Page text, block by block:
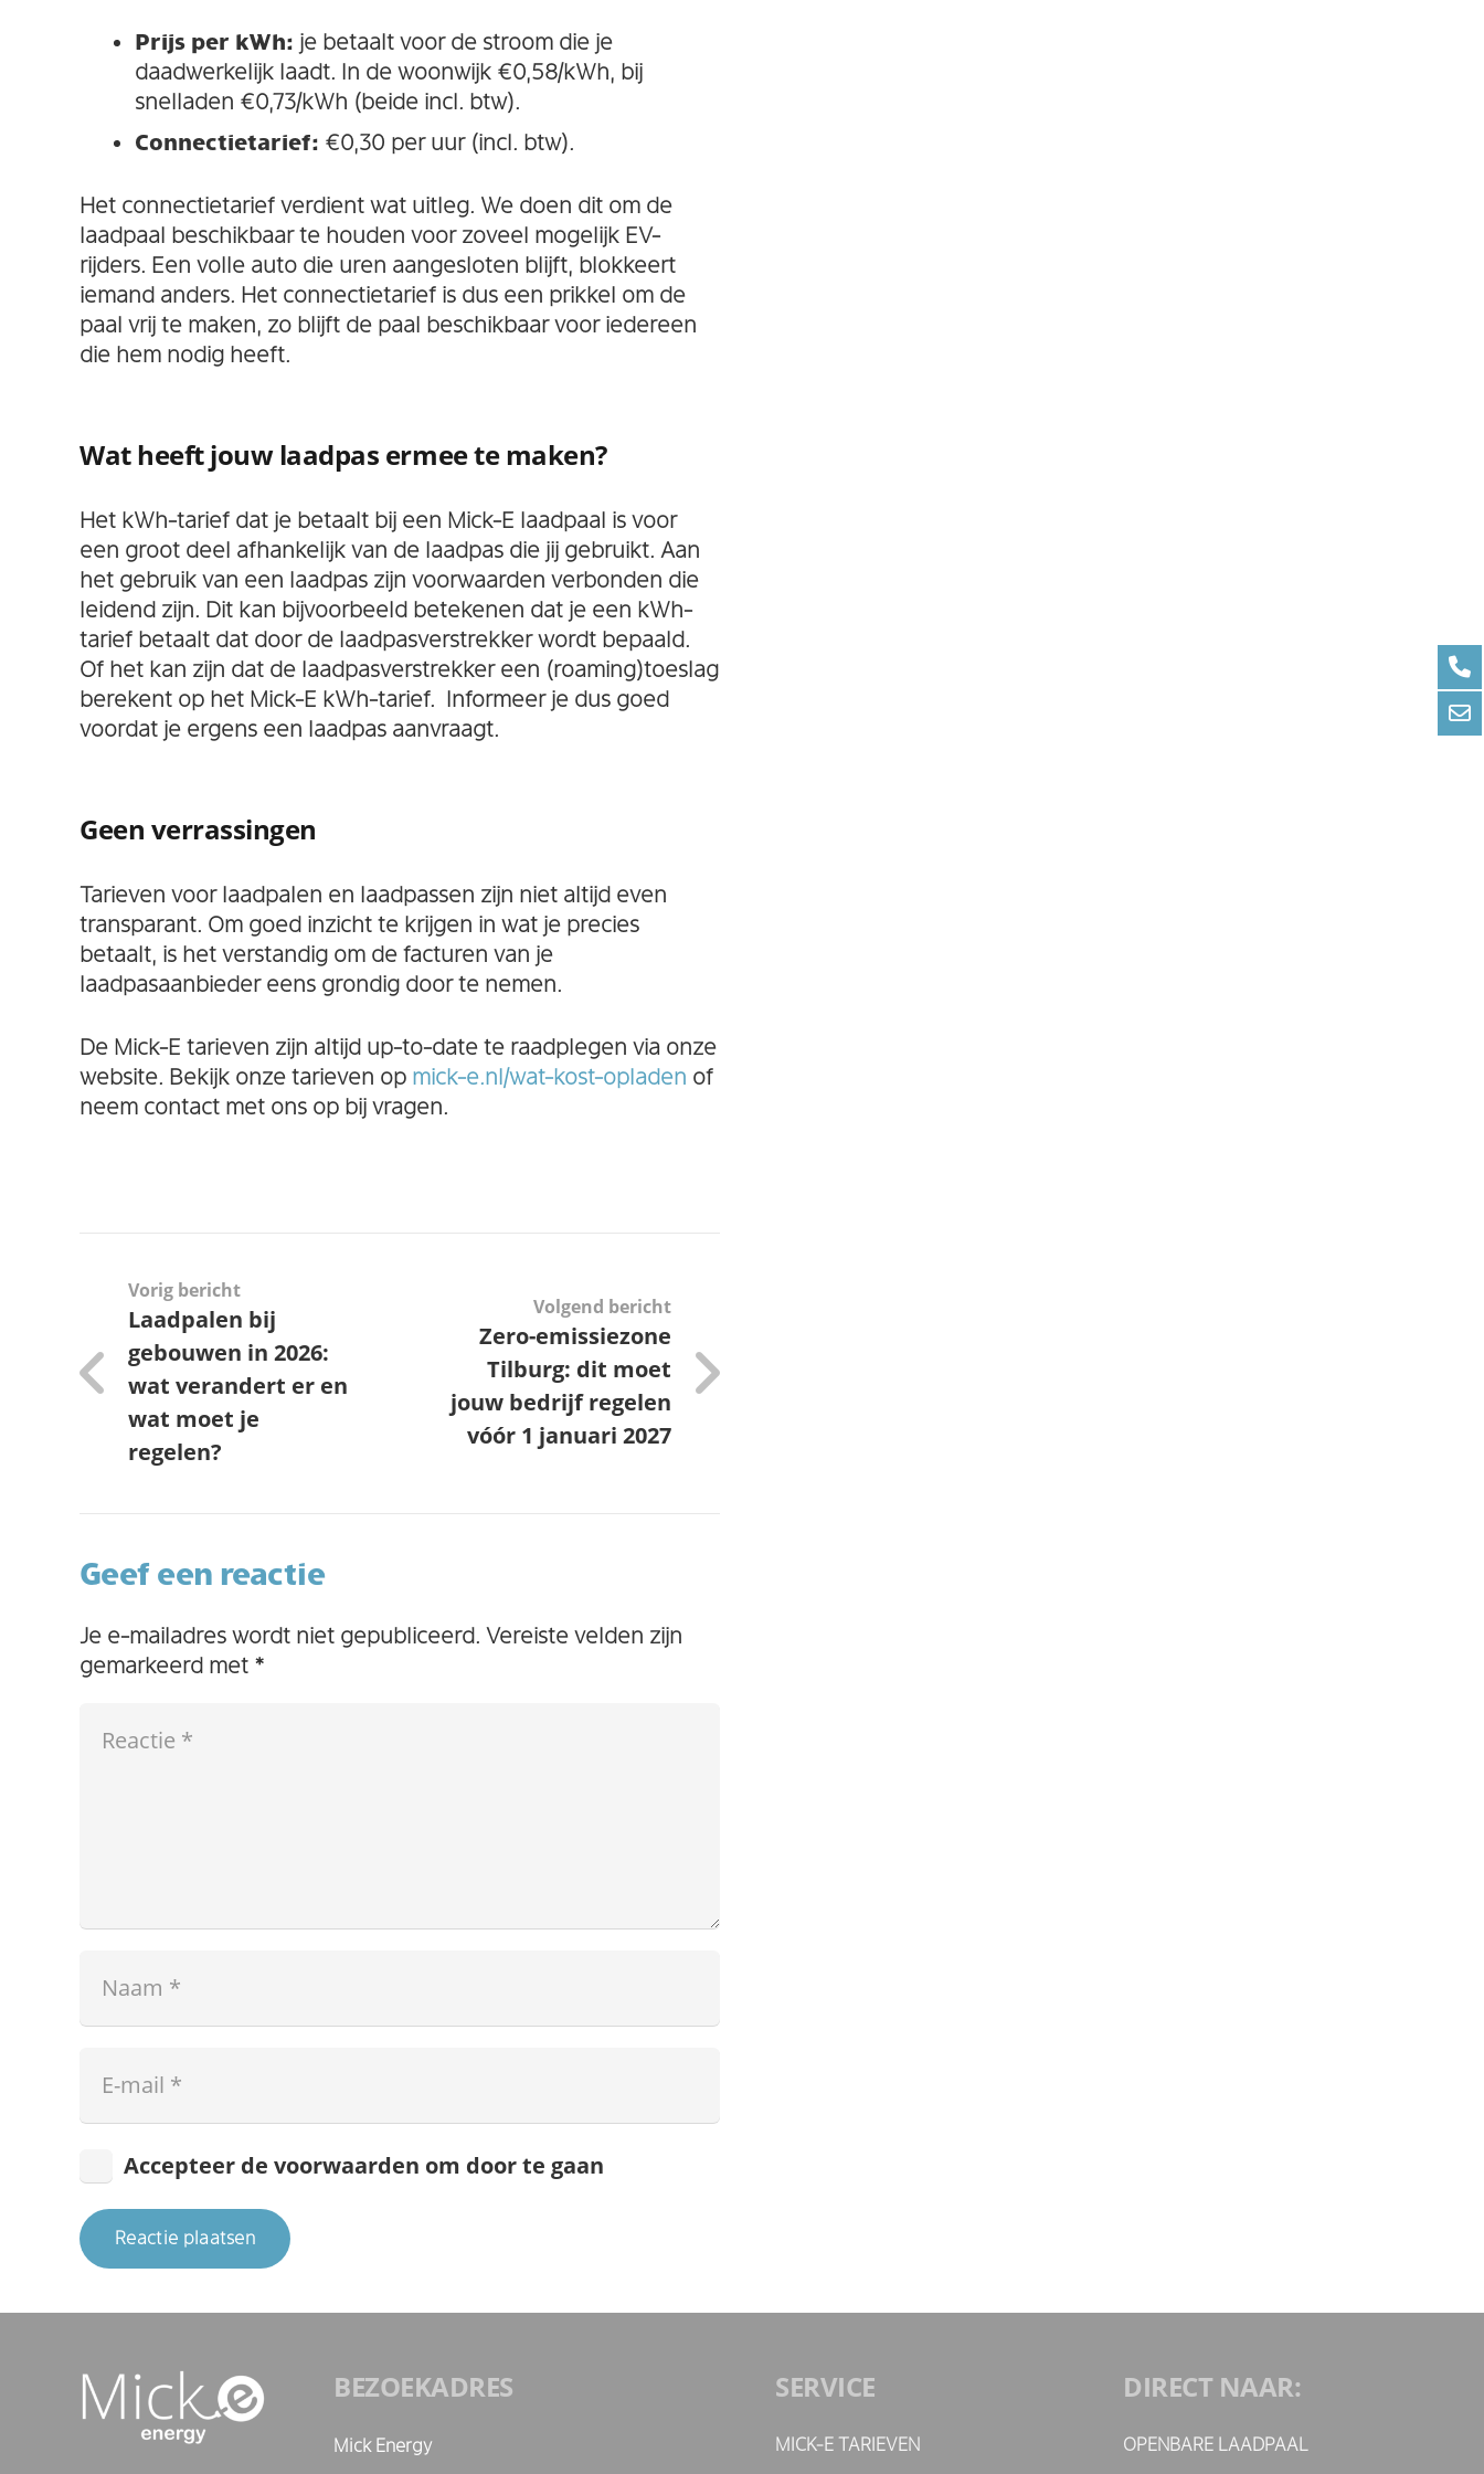
Prijs per kWh: je betaalt voor de stroom die je
daadwerkelijk laadt. In de woonwijk €0,58/kWh, bij
snelladen €0,73/kWh (beide incl. btw).
Connectietarief: €0,30 per uur (incl. btw).
Het connectietarief verdient wat uitleg. We doen dit om de
laadpaal beschikbaar te houden voor zoveel mogelijk EV-
rijders. Een volle auto die uren aangesloten blijft, blokkeert
iemand anders. Het connectietarief is dus een prikkel om de
paal vrij te maken, zo blijft de paal beschikbaar voor iedereen
die hem nodig heeft.
Wat heeft jouw laadpas ermee te maken?
Het kWh-tarief dat je betaalt bij een Mick-E laadpaal is voor
een groot deel afhankelijk van de laadpas die jij gebruikt. Aan
het gebruik van een laadpas zijn voorwaarden verbonden die
leidend zijn. Dit kan bijvoorbeeld betekenen dat je een kWh-
tarief betaalt dat door de laadpasverstrekker wordt bepaald.
Of het kan zijn dat de laadpasverstrekker een (roaming)toeslag
berekent op het Mick-E kWh-tarief. Informeer je dus goed
voordat je ergens een laadpas aanvraagt.
Geen verrassingen
Tarieven voor laadpalen en laadpassen zijn niet altijd even
transparant. Om goed inzicht te krijgen in wat je precies
betaalt, is het verstandig om de facturen van je
laadpasaanbieder eens grondig door te nemen.
De Mick-E tarieven zijn altijd up-to-date te raadplegen via onze
website. Bekijk onze tarieven op mick-e.nl/wat-kost-opladen of
neem contact met ons op bij vragen.
Vorig bericht
Laadpalen bij
gebouwen in 2026:
wat verandert er en
wat moet je
regelen?
Volgend bericht
Zero-emissiezone
Tilburg: dit moet
jouw bedrijf regelen
vóór 1 januari 2027
Geef een reactie
Je e-mailadres wordt niet gepubliceerd. Vereiste velden zijn
gemarkeerd met *
Accepteer de voorwaarden om door te gaan
Reactie plaatsen
BEZOEKADRES
Mick Energy
SERVICE
MICK-E TARIEVEN
DIRECT NAAR:
OPENBARE LAADPAAL